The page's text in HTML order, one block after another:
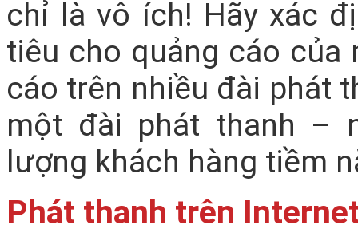
chỉ là vô ích! Hãy xác
tiêu cho quảng cáo của
cáo trên nhiều đài phát
một đài phát thanh –
lượng khách hàng tiềm
Phát thanh trên